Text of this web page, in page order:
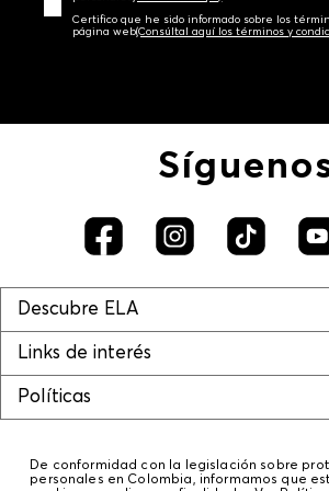
Certifico que he sido informado sobre los
página web‎(Consúltal aquí los términos y
Descubre ELA
Links de interés
Políticas
De conformidad con la legislación sobre
personales en Colombia, informamos que